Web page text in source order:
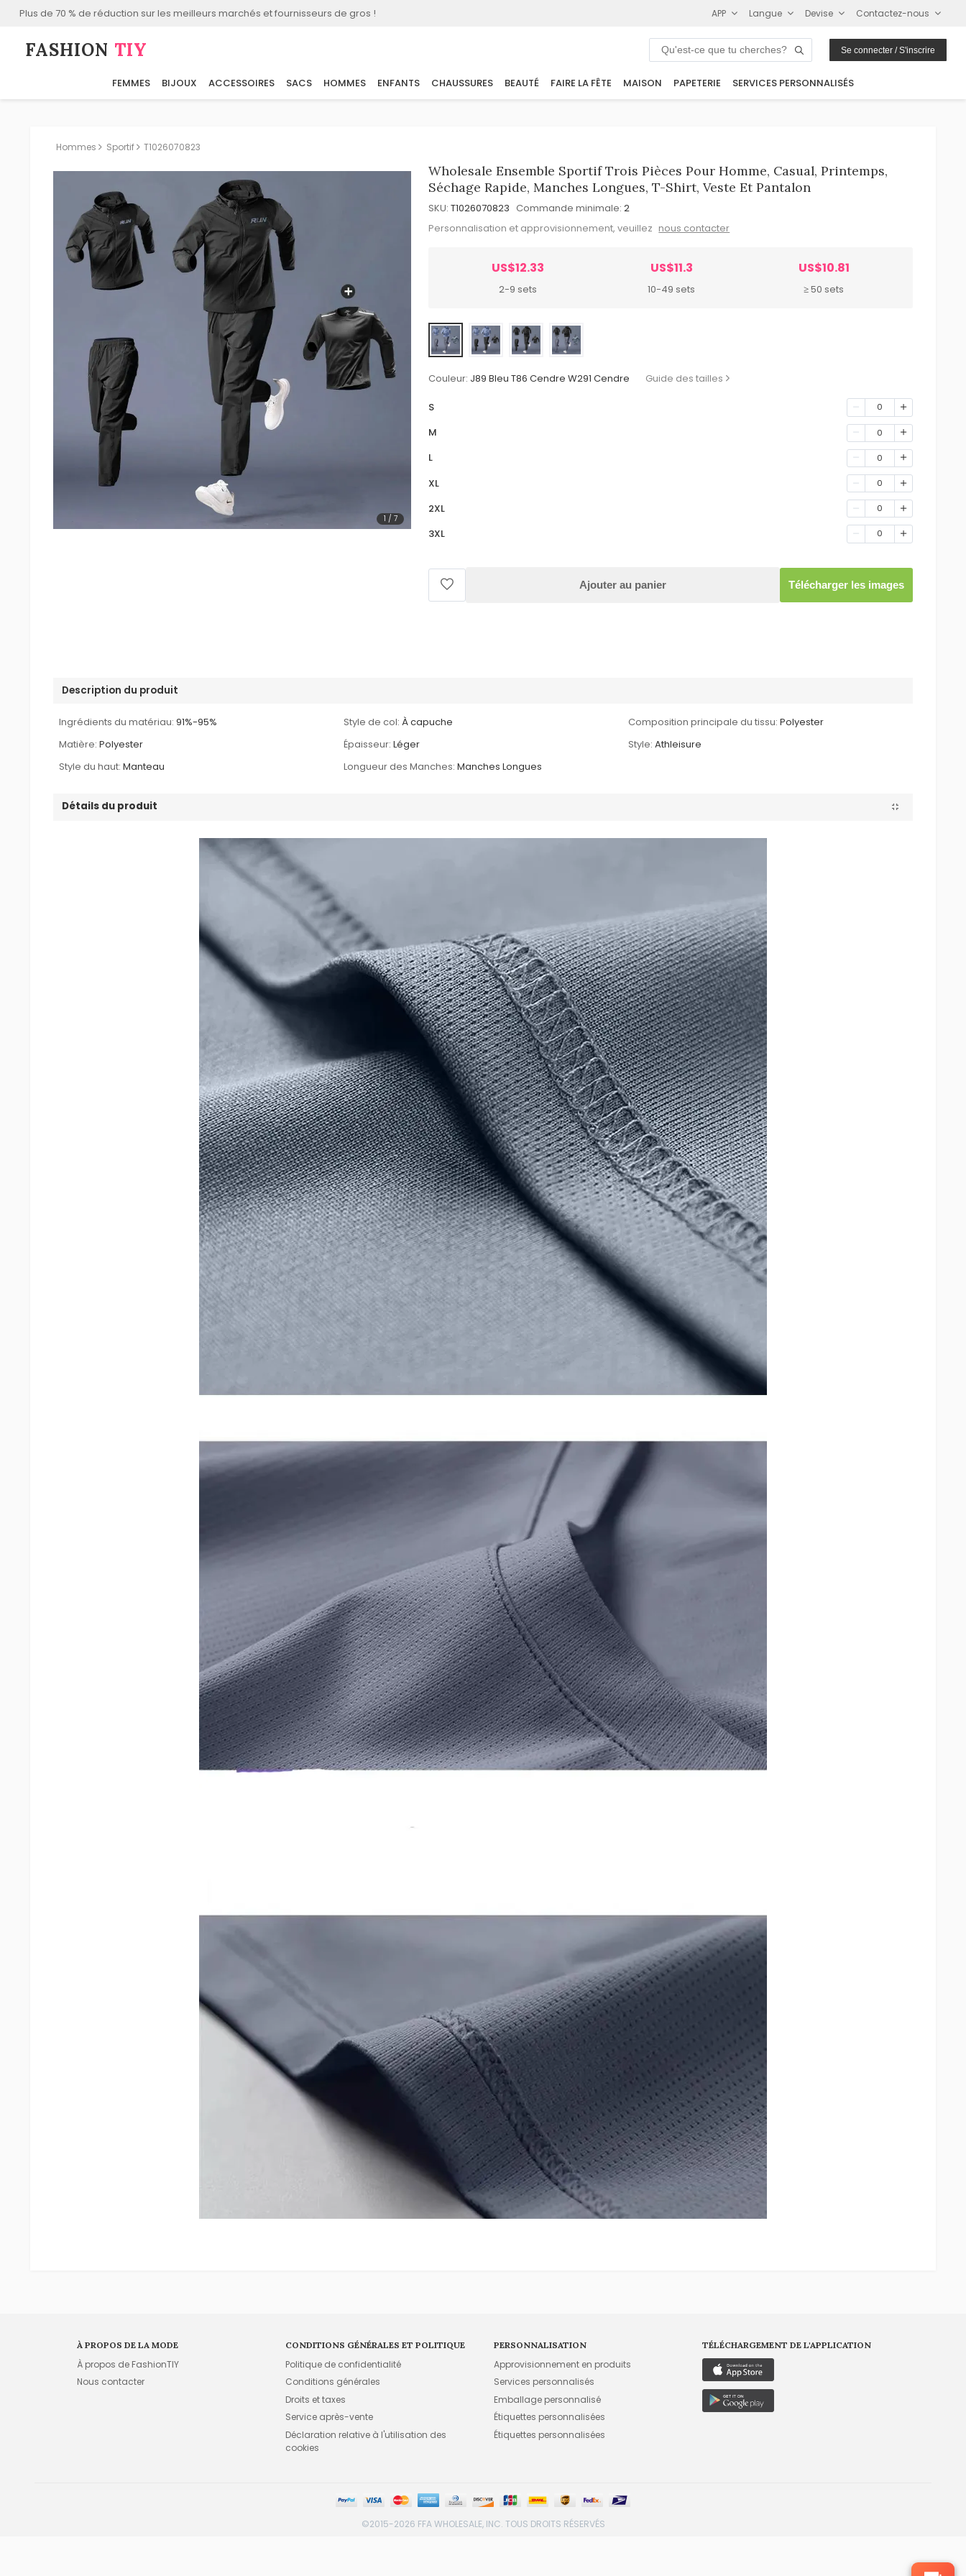
Plus de 70 % de réduction sur les meilleurs marchés et fournisseurs de gros ! APP Langue Devise Contactez-nous
FASHION⁠ TIY Se connecter / S'inscrire
FEMMES BIJOUX ACCESSOIRES SACS HOMMES ENFANTS CHAUSSURES BEAUTÉ FAIRE LA FÊTE MAISON PAPETERIE SERVICES PERSONNALISÉS
Hommes Sportif T1026070823
1 / 7
Wholesale Ensemble Sportif Trois Pièces Pour Homme, Casual, Printemps,
Séchage Rapide, Manches Longues, T-Shirt, Veste Et Pantalon
SKU: T1026070823 Commande minimale: 2
Personnalisation et approvisionnement, veuillez nous contacter
US$12.33
2-9 sets
US$11.3
10-49 sets
US$10.81
≥ 50 sets
Couleur: J89 Bleu T86 Cendre W291 Cendre Guide des tailles
S 0
M 0
L 0
XL 0
2XL 0
3XL 0
Ajouter au panier Télécharger les images
Description du produit
Ingrédients du matériau: 91%-95% Style de col: À capuche Composition principale du tissu: Polyester
Matière: Polyester Épaisseur: Léger Style: Athleisure
Style du haut: Manteau Longueur des Manches: Manches Longues
Détails du produit
À PROPOS DE LA MODE
À propos de FashionTIY
Nous contacter
CONDITIONS GÉNÉRALES ET POLITIQUE
Politique de confidentialité
Conditions générales
Droits et taxes
Service après-vente
Déclaration relative à l'utilisation des
cookies
PERSONNALISATION
Approvisionnement en produits
Services personnalisés
Emballage personnalisé
Étiquettes personnalisées
Étiquettes personnalisées
TÉLÉCHARGEMENT DE L'APPLICATION
©2015-2026 FFA WHOLESALE, INC. TOUS DROITS RÉSERVÉS